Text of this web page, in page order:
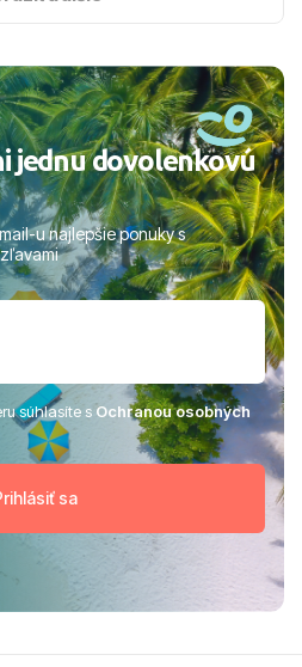
jednu dovolenkovú
u najlepšie ponuky s
súhlasíte sOchranou osobných